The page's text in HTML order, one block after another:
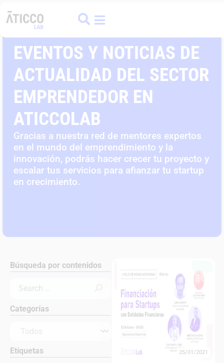
EVENTOS Y NOTICIAS DE
ACTUALIDAD DEL SECTOR
EMPRENDEDOR EN
ATICCOLAB
Gracias a nuestra red de mentores expertos
en el mundo del emprendimiento y la
innovación, podrás hacer crecer tu proyecto y
escalar tus servicios para afianzar tu startup
en crecimiento.
Búsqueda por contenidos
Categorías
Etíquetas 25/01/2021